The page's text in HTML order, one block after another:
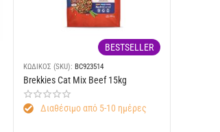
BESTSELLER
ΚΩΔΙΚΟΣ (SKU): BC923514
Brekkies Cat Mix Beef 15kg
Διαθέσιμο από 5-10 ημέρες